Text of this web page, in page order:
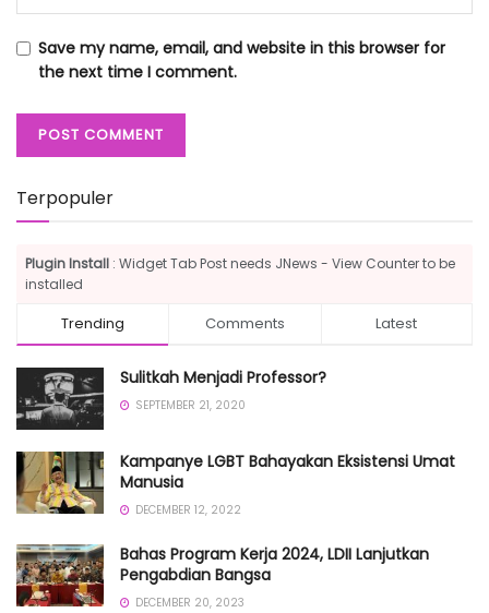
Save my name, email, and website in this browser for
the next time I comment.
Terpopuler
Plugin Install : Widget Tab Post needs JNews - View Counter to be
installed
Trending Comments Latest
Sulitkah Menjadi Professor?
SEPTEMBER 21, 2020
Kampanye LGBT Bahayakan Eksistensi Umat
Manusia
DECEMBER 12, 2022
Bahas Program Kerja 2024, LDII Lanjutkan
Pengabdian Bangsa
DECEMBER 20, 2023